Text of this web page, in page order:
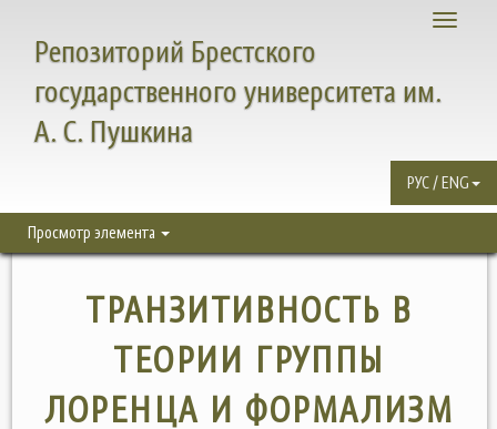
Toggle
Репозиторий Брестского
государственного университета им.
А. С. Пушкина
РУС / ENG
Просмотр элемента
ТРАНЗИТИВНОСТЬ В
ТЕОРИИ ГРУППЫ
ЛОРЕНЦА И ФОРМАЛИЗМ